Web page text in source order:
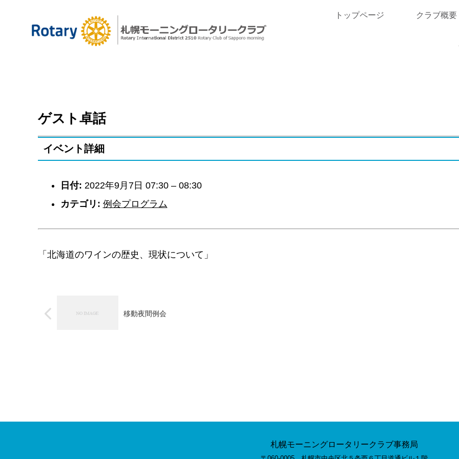
トップページ クラブ概要
ゲスト卓話
イベント詳細
日付: 2022年9月7日 07:30– 08:30
カテゴリ: 例会プログラム
「北海道のワインの歴史、現状について」
移動夜間例会
札幌モーニングロータリークラブ事務局